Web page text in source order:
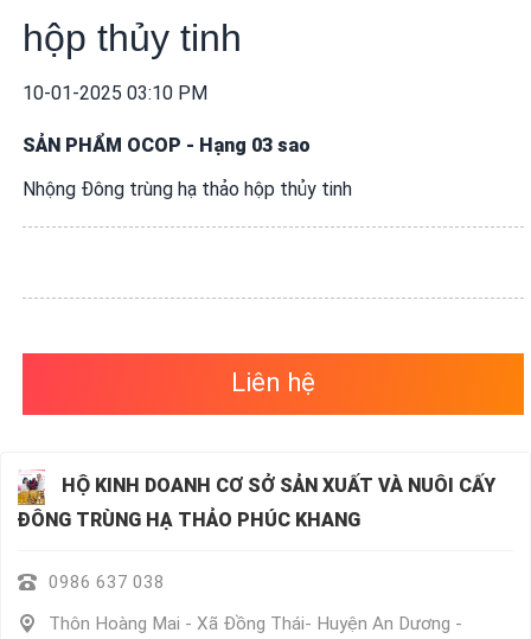
SÁCH
BÁN
DỊCH
QUANH
TA
hộp thủy tinh
10-01-2025 03:10 PM
SẢN PHẨM OCOP - Hạng 03 sao
Nhộng Đông trùng hạ thảo hộp thủy tinh
Liên hệ
HỘ KINH DOANH CƠ SỞ SẢN XUẤT VÀ NUÔI CẤY
ĐÔNG TRÙNG HẠ THẢO PHÚC KHANG
0986 637 038
Thôn Hoàng Mai - Xã Đồng Thái- Huyện An Dương -